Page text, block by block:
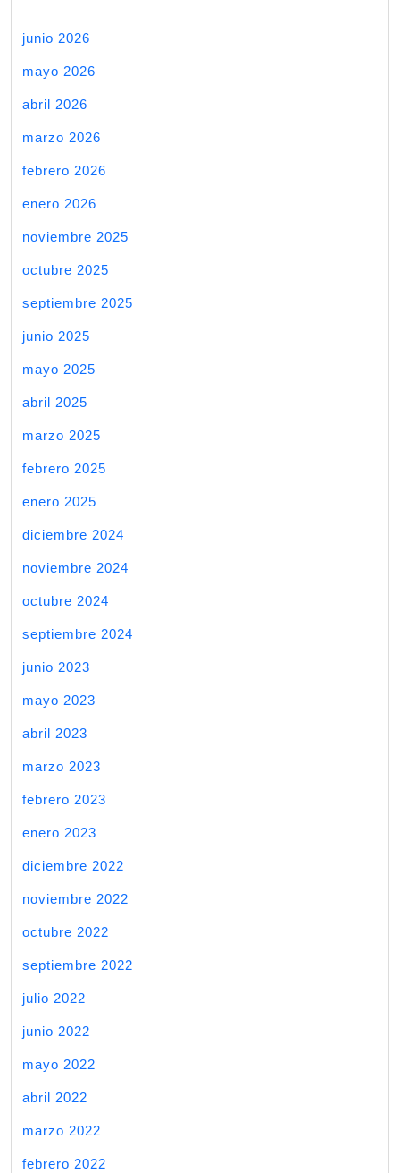
junio 2026
mayo 2026
abril 2026
marzo 2026
febrero 2026
enero 2026
noviembre 2025
octubre 2025
septiembre 2025
junio 2025
mayo 2025
abril 2025
marzo 2025
febrero 2025
enero 2025
diciembre 2024
noviembre 2024
octubre 2024
septiembre 2024
junio 2023
mayo 2023
abril 2023
marzo 2023
febrero 2023
enero 2023
diciembre 2022
noviembre 2022
octubre 2022
septiembre 2022
julio 2022
junio 2022
mayo 2022
abril 2022
marzo 2022
febrero 2022